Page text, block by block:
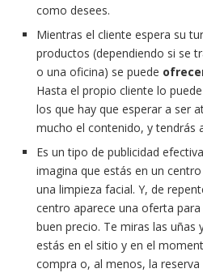
como desees.
Mientras el cliente espera su
productos (dependiendo si se
o una oficina) se puede
Hasta el propio cliente lo
los que hay que esperar a ser
mucho el contenido, y tendrás
Es un tipo de publicidad
imagina que estás en un
una limpieza facial. Y, de
centro aparece una oferta
buen precio. Te miras las uñas
estás en el sitio y en el
compra o, al menos, la